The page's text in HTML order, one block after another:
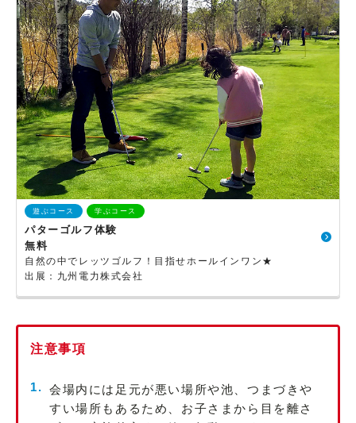
遊ぶコース 学ぶコース
パターゴルフ体験
無料
自然の中でレッツゴルフ！目指せホールインワン★
出展：九州電力株式会社
注意事項
会場内には足元が悪い場所や池、つまづきや
すい場所もあるため、お子さまから目を離さ